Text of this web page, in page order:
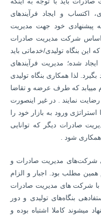
اکتساب و ایجاد فرآیندهای
پیشنهادی خود جهت مدیریت
اساس شرکت مدیریت صادرات
این بنگاه تولیدی/خدماتی باید
شده؛ مدیریت فرآیندهای
لذا همکاری بنگاه تولیدی
می­یابد که طرف عرضه و تقاضا
نمایند . در غیر اینصورت
ورود به بازار خود را
صادرات دیگر که توانایی
شود .
شرکت‌های مدیریت صادرات و
همین مطلب بود. اجبار و الزام
با شرکت های مدیریت صادرات
بنگاه‌های تولیدی و دور
می­شوند کاملا اشتباه بوده و